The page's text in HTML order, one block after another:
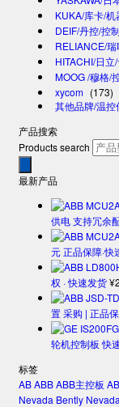
KUKA/库卡/
DEIF/丹控/控
RELIANCE/
HITACHI/日立
MOOG /穆格/
xycom (173)
其他品牌/温
产品搜索
Products search
最新产品
供电 支持冗余
元 正品保障·快
权 · 快速发货¥
置 采购 | 正品
轮机控制板 快
标签
ABABBABB主控板
Nevada Bently